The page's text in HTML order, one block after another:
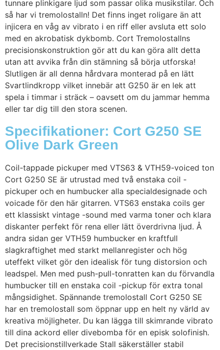
tunnare plinkigare ljud som passar olika musikstilar. Och
så har vi tremolostalln! Det finns inget roligare än att
injicera en våg av vibrato i en riff eller avsluta ett solo
med en akrobatisk dykbomb. Cort Tremolostallns
precisionskonstruktion gör att du kan göra allt detta
utan att avvika från din stämning så börja utforska!
Slutligen är all denna hårdvara monterad på en lätt
Svartlindkropp vilket innebär att G250 är en lek att
spela i timmar i sträck – oavsett om du jammar hemma
eller tar dig till den stora scenen.
Specifikationer: Cort G250 SE
Olive Dark Green
Coil-tappade pickuper med VTS63 & VTH59-voiced ton
Cort G250 SE är utrustad med två enstaka coil -
pickuper och en humbucker alla specialdesignade och
voicade för den här gitarren. VTS63 enstaka coils ger
ett klassiskt vintage -sound med varma toner och klara
diskanter perfekt för rena eller lätt överdrivna ljud. Å
andra sidan ger VTH59 humbucker en kraftfull
slagkraftighet med starkt mellanregister och hög
uteffekt vilket gör den idealisk för tung distorsion och
leadspel. Men med push-pull-tonratten kan du förvandla
humbucker till en enstaka coil -pickup för extra tonal
mångsidighet. Spännande tremolostall Cort G250 SE
har en tremolostall som öppnar upp en helt ny värld av
kreativa möjligheter. Du kan lägga till skimrande vibrato
till dina ackord eller divebomba för en episk solofinish.
Det precisionstillverkade Stall säkerställer stabil